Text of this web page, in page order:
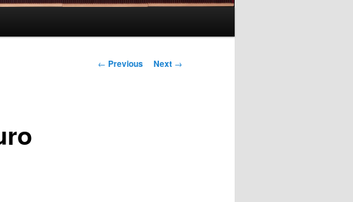
Post
← Previous Next →